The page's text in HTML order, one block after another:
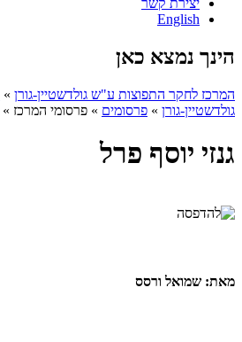
יצירת קשר
English
הינך נמצא כאן
המרכז לחקר התפוצות ע"ש גולדשטיין-גורן »
גולדשטיין-גורן » פרסומים » פרסומי המרכז »
גנזי יוסף פרל
מאת: שמואל ורסס